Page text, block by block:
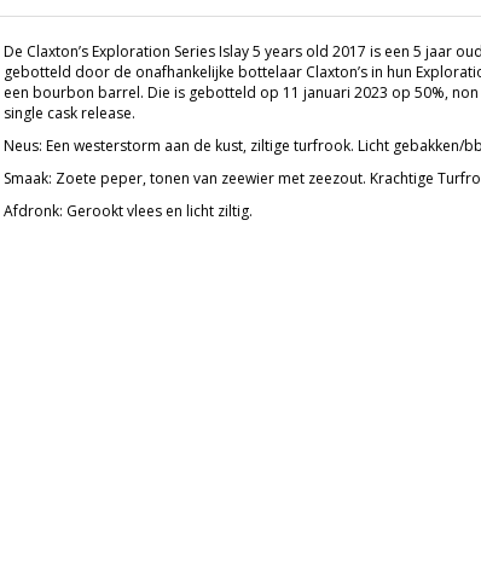
De Claxton’s Exploration Series Islay 5 years old 2017 is een 5 jaar
gebotteld door de onafhankelijke bottelaar Claxton’s in hun
een bourbon barrel. Die is gebotteld op 11 januari 2023 op 50%,
single cask release.
Neus: Een westerstorm aan de kust, ziltige turfrook. Licht gebakken/
Smaak: Zoete peper, tonen van zeewier met zeezout. Krachtige
Afdronk: Gerookt vlees en licht ziltig.